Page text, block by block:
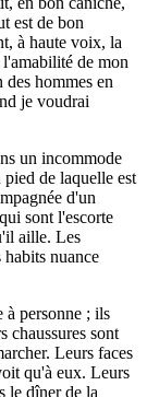
est de bon
à haute voix, la
de mon
des hommes en
je voudrai
un incommode
de laquelle est
d'un
sont l'escorte
aille. Les
habits nuance
à personne ; ils
chaussures sont
Leurs faces
qu'à eux. Leurs
le dîner de la